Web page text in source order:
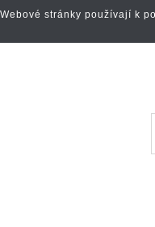
Webové stránky používají k